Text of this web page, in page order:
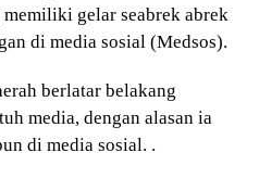
gelar seabrek abrek
di media sosial (Medsos).
berlatar belakang
media, dengan alasan ia
di media sosial. .